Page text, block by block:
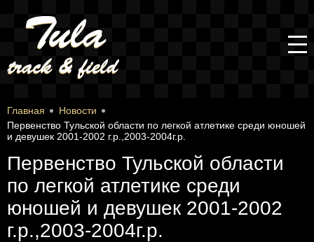
Главная
Новости
Первенство Тульской области по легкой атлетике среди юношей
и девушек 2001-2002 г.р.,2003-2004г.р.
Первенство Тульской области
по легкой атлетике среди
юношей и девушек 2001-2002
г.р.,2003-2004г.р.